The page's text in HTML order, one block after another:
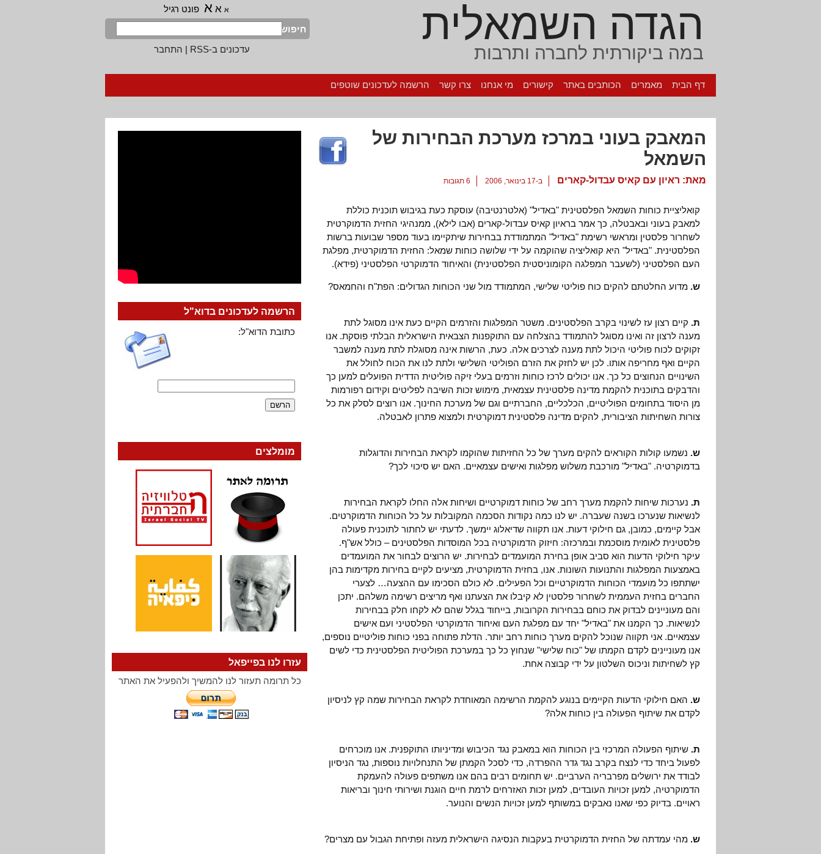
הגדה השמאלית
במה ביקורתית לחברה ותרבות
א א א פונט רגיל
חיפוש
עדכונים ב-RSS
| התחבר
דף הבית מאמרים הכותבים באתר קישורים מי אנחנו צרו קשר הרשמה לעדכונים שוטפים
המאבק בעוני במרכז מערכת הבחירות של
השמאל
מאת: ראיון עם קאיס עבדול-קארים ב-17 בינואר, 2006 6 תגובות
קואליציית כוחות השמאל הפלסטינית "באדיל" (אלטרנטיבה) עוסקת כעת בגיבוש תוכנית כוללת
למאבק בעוני ובאבטלה, כך אמר בראיון קאיס עבדול-קארים (אבו לילא), ממנהיגי החזית הדמוקרטית
לשחרור פלסטין ומראשי רשימת "באדיל" המתמודדת בבחירות שיתקיימו בעוד מספר שבועות ברשות
הפלסטינית. "באדיל" היא קואליציה שהוקמה על ידי שלושה כוחות שמאל: החזית הדמוקרטית, מפלגת
העם הפלסטיני (לשעבר המפלגה הקומוניסטית הפלסטינית) והאיחוד הדמוקרטי הפלסטיני (פידא).
ש. מדוע החלטתם להקים כוח פוליטי שלישי, המתמודד מול שני הכוחות הגדולים: הפת"ח והחמאס?
ת. קיים רצון עז לשינוי בקרב הפלסטינים. משטר המפלגות והזרמים הקיים כעת אינו מסוגל לתת
מענה לרצון זה ואינו מסוגל להתמודד בהצלחה עם התוקפנות הצבאית הישראלית הבלתי פוסקת. אנו
זקוקים לכוח פוליטי היכול לתת מענה לצרכים אלה. כעת, הרשות אינה מסוגלת לתת מענה למשבר
הקיים ואף מחריפה אותו. לכן יש לחזק את הזרם הפוליטי השלישי ולתת לנו את הכוח לחולל את
השינויים הנחוצים כל כך. אנו יכולים לרכז כוחות וזרמים בעלי זיקה פוליטית הדדית הפועלים למען כך
והדבקים בתוכנית להקמת מדינה פלסטינית עצמאית, מימוש זכות השיבה לפליטים וקידום רפורמות
מן היסוד בתחומים הפוליטיים, הכלכליים, החברתיים וגם של מערכת החינוך. אנו רוצים לסלק את כל
צורות השחיתות הציבורית, להקים מדינה פלסטינית דמוקרטית ולמצוא פתרון לאבטלה.
ש. נשמעו קולות הקוראים להקים מערך של כל החזיתות שהוקמו לקראת הבחירות והדוגלות
בדמוקרטיה. "באדיל" מורכבת משלוש מפלגות ואישים עצמאיים. האם יש סיכוי לכך?
ת. נערכות שיחות להקמת מערך רחב של כוחות דמוקרטיים ושיחות אלה החלו לקראת הבחירות
לנשיאות שנערכו בשנה שעברה. יש לנו כמה נקודות הסכמה המקובלות על כל הכוחות הדמוקרטים.
אבל קיימים, כמובן, גם חילוקי דעות. אנו תקווה שדיאלוג יימשך. לדעתי יש לחתור לתוכנית פעולה
פלסטינית לאומית מוסכמת ובמרכזה: חיזוק הדמוקרטיה בכל המוסדות הפלסטינים – כולל אש"ף.
עיקר חילוקי הדעות הוא סביב אופן בחירת המועמדים לבחירות. יש הרוצים לבחור את המועמדים
באמצעות המפלגות והתנועות השונות. אנו, בחזית הדמוקרטית, מציעים לקיים בחירות מקדימות בהן
ישתתפו כל מועמדי הכוחות הדמוקרטיים וכל הפעילים. לא כולם הסכימו עם ההצעה… לצערי
החברים בחזית העממית לשחרור פלסטין לא קיבלו את הצעתנו ואף מריצים רשימה משלהם. יתכן
והם מעוניינים לבדוק את כוחם בבחירות הקרובות, בייחוד בגלל שהם לא לקחו חלק בבחירות
לנשיאות. כך הקמנו את "באדיל" יחד עם מפלגת העם ואיחוד הדמוקרטי הפלסטיני ועם אישים
עצמאיים. אני תקווה שנוכל להקים מערך כוחות רחב יותר. הדלת פתוחה בפני כוחות פוליטיים נוספים,
אנו מעוניינים לקדם הקמתו של "כוח שלישי" שנחוץ כל כך במערכת הפוליטית הפלסטינית כדי לשים
קץ לשחיתות וניכוס השלטון על ידי קבוצה אחת.
ש. האם חילוקי הדעות הקיימים בנוגע להקמת הרשימה המאוחדת לקראת הבחירות שמה קץ לניסיון
לקדם את שיתוף הפעולה בין כוחות אלה?
ת. שיתוף הפעולה המרכזי בין הכוחות הוא במאבק נגד הכיבוש ומדיניותו התוקפנית. אנו מוכרחים
לפעול ביחד כדי לנצח בקרב נגד גדר ההפרדה, כדי לסכל הקמתן של התנחלויות נוספות, נגד הניסיון
לבודד את ירושלים מפרבריה הערביים. יש תחומים רבים בהם אנו משתפים פעולה להעמקת
הדמוקרטיה, למען זכויות העובדים, למען זכות האזרחים לרמת חיים הוגנת ושירותי חינוך ובריאות
ראויים. בדיוק כפי שאנו נאבקים במשותף למען זכויות הנשים והנוער.
ש. מהי עמדתה של החזית הדמוקרטית בעקבות הנסיגה הישראלית מעזה ופתיחת הגבול עם מצרים?
הרשמה לעדכונים בדוא"ל
כתובת הדוא"ל:
מומלצים
עזרו לנו בפייפאל
כל תרומה תעזור לנו להמשיך ולהפעיל את האתר